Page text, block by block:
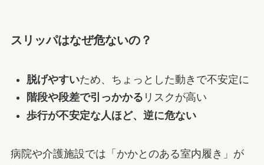
スリッパはなぜ危ないの？
脱げやすいため、ちょっとした動きで不安定に
階段や段差で引っかかる リスクが高い
歩行が不安定な人ほど、逆に危ない
病院や介護施設では「かかとのある室内履き」が